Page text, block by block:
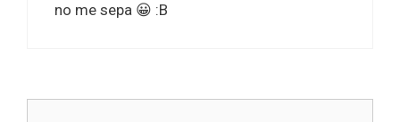
no me sepa 😀 :B